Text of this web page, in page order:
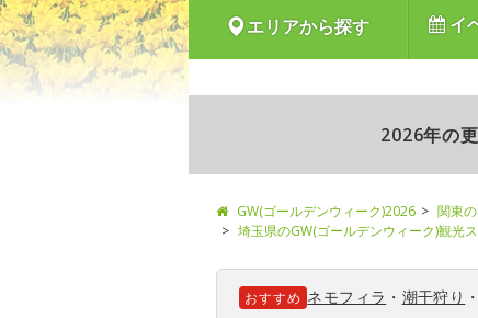
エリアから探す イ
2026年の
GW(ゴールデンウィーク)2026 関東
埼玉県のGW(ゴールデンウィーク)観光
おすすめ ネモフィラ ・ 潮干狩り ・